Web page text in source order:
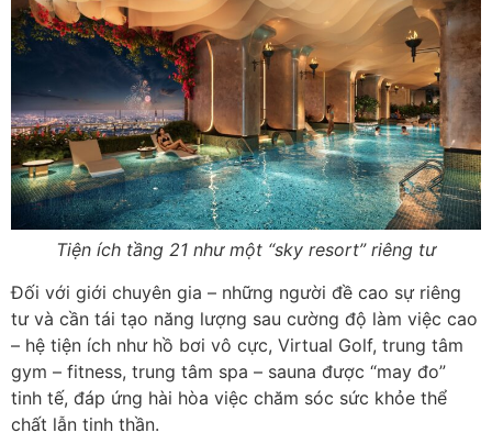
Tiện ích tầng 21 như một “sky resort” riêng tư
Đối với giới chuyên gia – những người đề cao sự riêng
tư và cần tái tạo năng lượng sau cường độ làm việc cao
– hệ tiện ích như hồ bơi vô cực, Virtual Golf, trung tâm
gym – fitness, trung tâm spa – sauna được “may đo”
tinh tế, đáp ứng hài hòa việc chăm sóc sức khỏe thể
chất lẫn tinh thần.